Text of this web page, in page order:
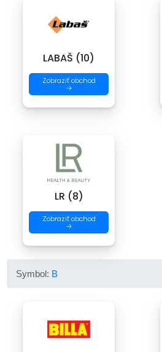
LABAŠ (10)
Zobraziť obchod
→
LR (8)
Zobraziť obchod
→
Symbol: B